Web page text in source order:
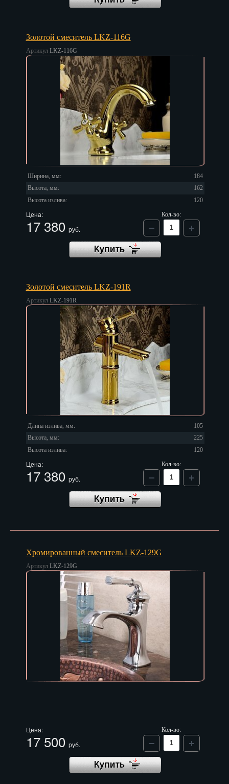
Золотой смеситель LKZ-116G
Артикул LKZ-116G
Ширина, мм:
184
Высота, мм:
162
Высота излива:
120
Цена:
17 380 руб.
Кол-во:
Золотой смеситель LKZ-191R
Артикул LKZ-191R
Длина излива, мм:
105
Высота, мм:
225
Высота излива:
120
Цена:
17 380 руб.
Кол-во:
Хромированный смеситель LKZ-129G
Артикул LKZ-129G
Цена:
17 500 руб.
Кол-во: